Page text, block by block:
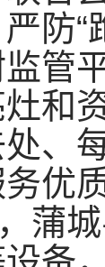
防“
管
和
、
优
蒲